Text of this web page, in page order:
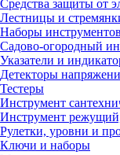
Средства защиты от
Лестницы и
Наборы инструментов
Садово-огородный
Указатели и
Детекторы
Тестеры
Инструмент
Инструмент
Рулетки, уровни и
Ключи и наборы